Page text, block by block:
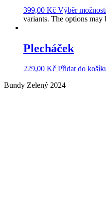
399,00 Kč Výběr
variants. The options may
Plecháček
229,00 Kč Přidat do
Bundy Zelený 2024